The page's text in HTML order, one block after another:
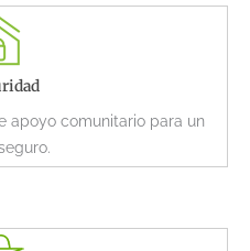
apoyo comunitario para un